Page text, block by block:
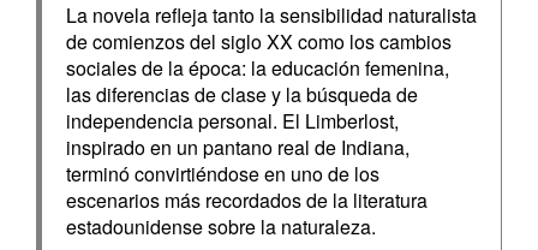
La novela refleja tanto la sensibilidad naturalista
de comienzos del siglo XX como los cambios
sociales de la época: la educación femenina,
las diferencias de clase y la búsqueda de
independencia personal. El Limberlost,
inspirado en un pantano real de Indiana,
terminó convirtiéndose en uno de los
escenarios más recordados de la literatura
estadounidense sobre la naturaleza.